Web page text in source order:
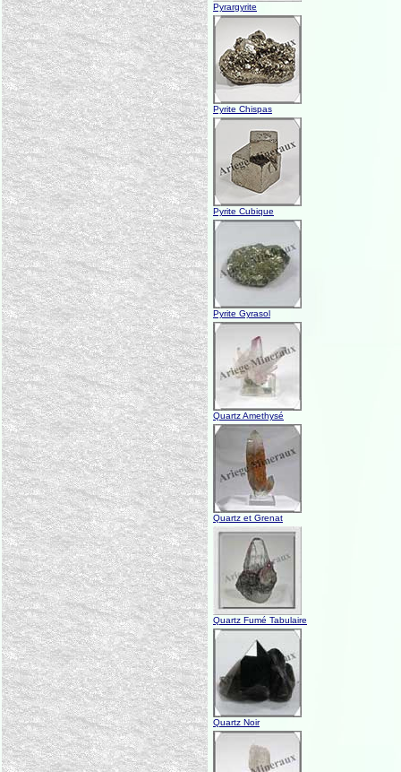
Pyrargyrite
Pyrite Chispas
Pyrite Cubique
Pyrite Gyrasol
Quartz Amethysé
Quartz et Grenat
Quartz Fumé Tabulaire
Quartz Noir